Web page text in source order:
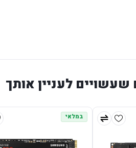
שעשויים לעניין אותך
במלאי